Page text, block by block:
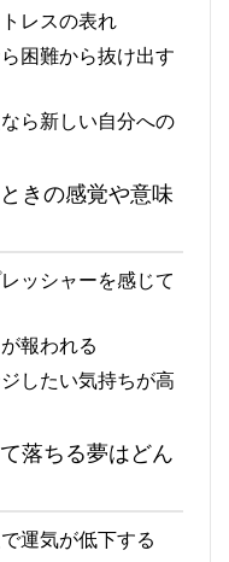
レスの表れ
困難から抜け出す
ら新しい自分への
きの感覚や意味
ッシャーを感じて
報われる
したい気持ちが高
落ちる夢はどん
運気が低下する